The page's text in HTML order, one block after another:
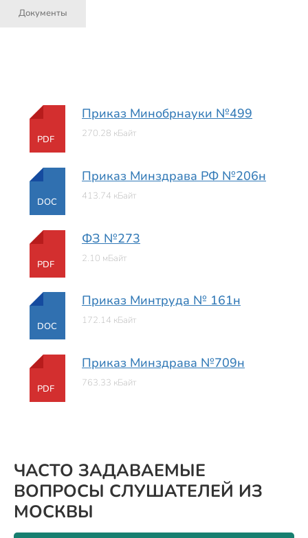
Документы
PDF
Приказ Минобрнауки №499
270.28 кБайт
DOC
Приказ Минздрава РФ №206н
413.74 кБайт
PDF
ФЗ №273
2.10 мБайт
DOC
Приказ Минтруда № 161н
172.14 кБайт
PDF
Приказ Минздрава №709н
763.33 кБайт
ЧАСТО ЗАДАВАЕМЫЕ
ВОПРОСЫ СЛУШАТЕЛЕЙ ИЗ
МОСКВЫ